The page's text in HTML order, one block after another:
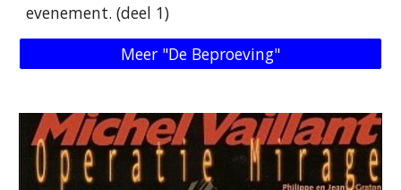
evenement. (deel 1)
Meer "De Beproeving"